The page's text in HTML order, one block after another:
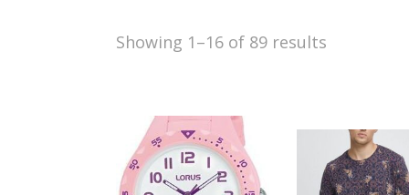
Showing 1–16 of 89 results